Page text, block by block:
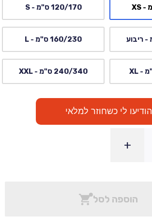
120/170 ס"מ - S
160/230 ס"מ - L
240/340 ס"מ - XXL
הודיעו לי כשחוזר למלאי
+
הוספה לסל